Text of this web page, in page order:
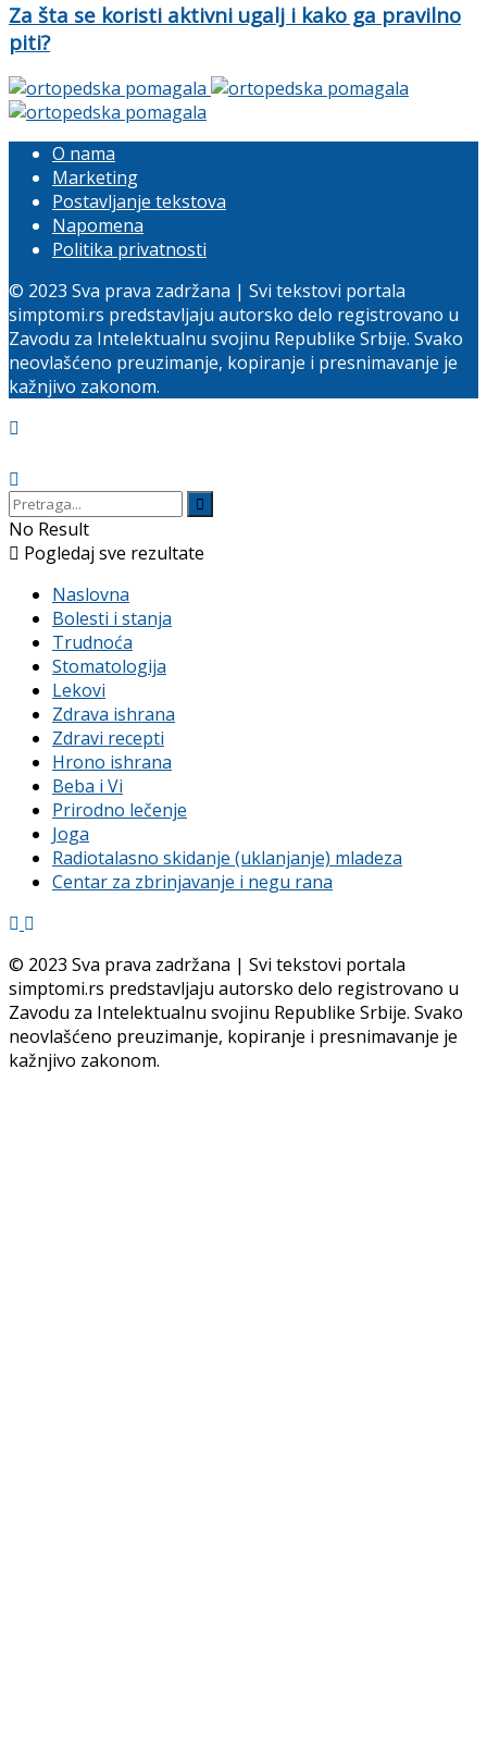
Za šta se koristi aktivni ugalj i kako ga pravilno
piti?
O nama
Marketing
Postavljanje tekstova
Napomena
Politika privatnosti
© 2023 Sva prava zadržana | Svi tekstovi portala
simptomi.rs predstavljaju autorsko delo registrovano u
Zavodu za Intelektualnu svojinu Republike Srbije. Svako
neovlašćeno preuzimanje, kopiranje i presnimavanje je
kažnjivo zakonom.
No Result
Pogledaj sve rezultate
Naslovna
Bolesti i stanja
Trudnoća
Stomatologija
Lekovi
Zdrava ishrana
Zdravi recepti
Hrono ishrana
Beba i Vi
Prirodno lečenje
Joga
Radiotalasno skidanje (uklanjanje) mladeza
Centar za zbrinjavanje i negu rana
© 2023 Sva prava zadržana | Svi tekstovi portala
simptomi.rs predstavljaju autorsko delo registrovano u
Zavodu za Intelektualnu svojinu Republike Srbije. Svako
neovlašćeno preuzimanje, kopiranje i presnimavanje je
kažnjivo zakonom.